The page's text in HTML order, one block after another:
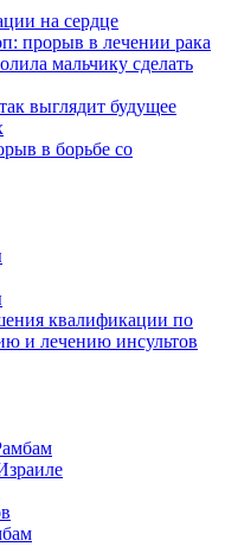
на сердце
прорыв в лечении рака
мальчику сделать
выглядит будущее
в борьбе со
квалификации по
и лечению инсультов